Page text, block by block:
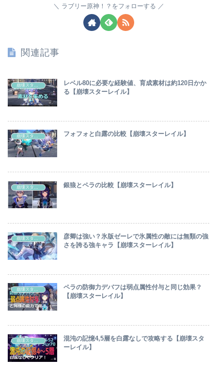
ラブリー原神！？をフォローする
関連記事
レベル80に必要な経験値、育成素材は約120日かか
る【崩壊スターレイル】
崩壊スターレイル フォフォと白露の比較【崩壊スターレイル】
崩壊スターレイル 銀狼とペラの比較【崩壊スターレイル】
彦卿は強い？氷版ゼーレで氷属性の敵には無類の強
さを誇る強キャラ【崩壊スターレイル】
崩壊スターレイル
ペラの防御力デバフは弱点属性付与と同じ効果？
【崩壊スターレイル】
崩壊スターレイル
混沌の記憶4,5層を白露なしで攻略する【崩壊スタ
ーレイル】